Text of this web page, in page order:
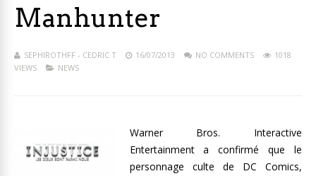
Manhunter
SEPHIROTHFF - CEDRIC T 16/07/2013 NO COMMENTS
1018
VIEWS
NEWS
Warner Bros. Interactive
Entertainment a confirmé que le
personnage culte de DC Comics,